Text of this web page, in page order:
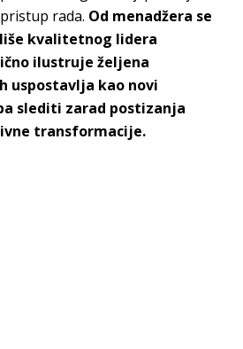
rada. Od menadžera se
kvalitetnog lidera
ilustruje željena
uspostavlja kao novi
slediti zarad postizanja
transformacije.